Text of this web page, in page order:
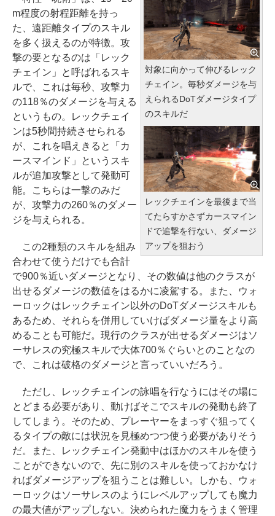
対象に向かって伸びるレック
チェイン。毎秒ダメージを与
えられるDoTダメージタイプ
のスキルだ
レックチェインを最後まで当
てたらすかさずカースマイン
ドで追撃を行ない、ダメージ
アップを狙おう
m程度の射程距離を持っ
た、遠距離タイプのスキル
を多く扱えるのが特徴。攻
撃の要となるのは「レック
チェイン」と呼ばれるスキ
ルで、これは毎秒、攻撃力
の118％のダメージを与える
というもの。レックチェイ
ンは5秒間持続させられる
が、これを唱えきると「カ
ースマインド」というスキ
ルが追加攻撃として発動可
能。こちらは一撃のみだ
が、攻撃力の260％のダメー
ジを与えられる。
この2種類のスキルを組み
合わせて使うだけでも合計
で900％近いダメージとなり、その数値は他のクラスが
出せるダメージの数値をはるかに凌駕する。また、ウォ
ーロックはレックチェイン以外のDoTダメージスキルも
あるため、それらを併用していけばダメージ量をより高
めることも可能だ。現行のクラスが出せるダメージはソ
ーサレスの究極スキルで大体700％ぐらいとのことなの
で、これは破格のダメージと言っていいだろう。
ただし、レックチェインの詠唱を行なうにはその場に
とどまる必要があり、動けばそこでスキルの発動も終了
してしまう。そのため、プレーヤーをまっすぐ狙ってく
るタイプの敵には状況を見極めつつ使う必要がありそう
だ。また、レックチェイン発動中はほかのスキルを使う
ことができないので、先に別のスキルを使っておかなけ
ればダメージアップを狙うことは難しい。しかも、ウォ
ーロックはソーサレスのようにレベルアップしても魔力
の最大値がアップしない。決められた魔力をうまく管理